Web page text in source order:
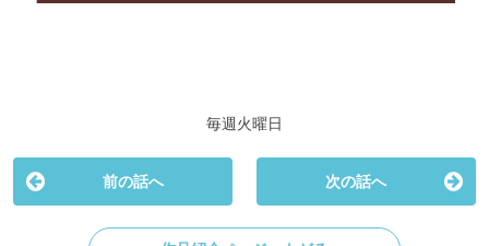
毎週火曜日
前の話へ 次の話へ